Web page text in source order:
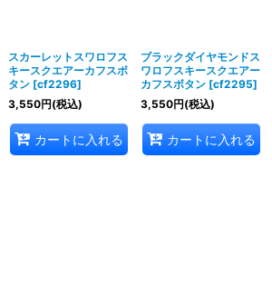
スカーレットスワロフス
キースクエアーカフスボ
タン [cf2296]
3,550円(税込)
カートに入れる
ブラックダイヤモンドス
ワロフスキースクエアー
カフスボタン [cf2295]
3,550円(税込)
カートに入れる